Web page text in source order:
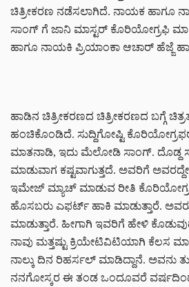
ಚಿತ್ರೀಕರಣ ನಡೆಸಲಾಗಿದೆ. ನಾಯಕ ಹಾಗೂ
ಸಾಂಗ್ ಗೆ ಜಾನಿ ಮಾಸ್ಟರ್ ಕೊರಿಯೋಗ್ರಫಿ
ಹಾಗೂ ನಾಯಕಿ ಪ್ರಿಯಾಂಕಾ ಆಚಾರ್ ಹೆಜ್ಜೆ
ಹಾಡಿನ ಚಿತ್ರೀಕರಣದ ಚಿತ್ರೀಕರಣದ ಬಗ್ಗೆ
ಹಂಚಿಕೊಂಡಿದೆ. ಸುದ್ದಿಗೋಷ್ಟಿ
ಮಾತನಾಡಿ, ಇದು ಮೆಲೋಡಿ ಸಾಂಗ್. ದೊಡ್ದ
ಮಾಡುವಾಗ ಕಷ್ಟವಾಗುತ್ತದೆ. ಅವರಿಗೆ
ಇಮೇಜ್ ಮ್ಯಾಚ್ ಮಾಡುವ ರೀತಿ
ಹೊಸಬರು ಎಫರ್ಟ್ ಹಾಕಿ ಮಾಡುತ್ತಾರೆ.‌
ಮಾಡುತ್ತಾರೆ. ಹೀಗಾಗಿ ಇವರಿಗೆ ಹೇಳಿ
ನಾವು ಮತ್ತಷ್ಟು ಕ್ರಿಯೇಟಿವಿಟಿಯಾಗಿ ಕೆಲಸ
ನಾಲ್ಕು ದಿನ ರಿಹರ್ಸಲ್ ಮಾಡಿದ್ದಾನೆ. ಅವನು
ನನಗೋಸ್ಕರ ಈ ತಂಡ ಒಂದೂವರೆ